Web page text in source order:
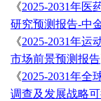
《2025-2031年医
研究预测报告-中
《2025-2031年运
市场前景预测报告
《2025-2031年全
调查及发展战略